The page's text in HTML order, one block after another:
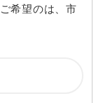
希望のは、市